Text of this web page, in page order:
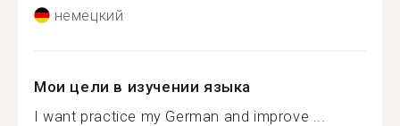
немецкий
Мои цели в изучении языка
I want practice my German and improve ...